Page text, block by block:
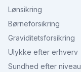
Lønsikring
Børneforsikring
Graviditetsforsikring
Ulykke efter erhverv
Sundhed efter niveau